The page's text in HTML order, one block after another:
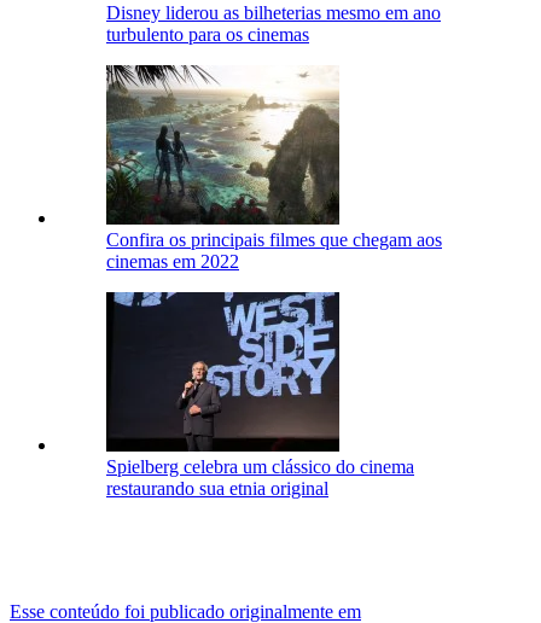
Disney liderou as bilheterias mesmo em ano
turbulento para os cinemas
Confira os principais filmes que chegam aos
cinemas em 2022
Spielberg celebra um clássico do cinema
restaurando sua etnia original
Esse conteúdo foi publicado originalmente em